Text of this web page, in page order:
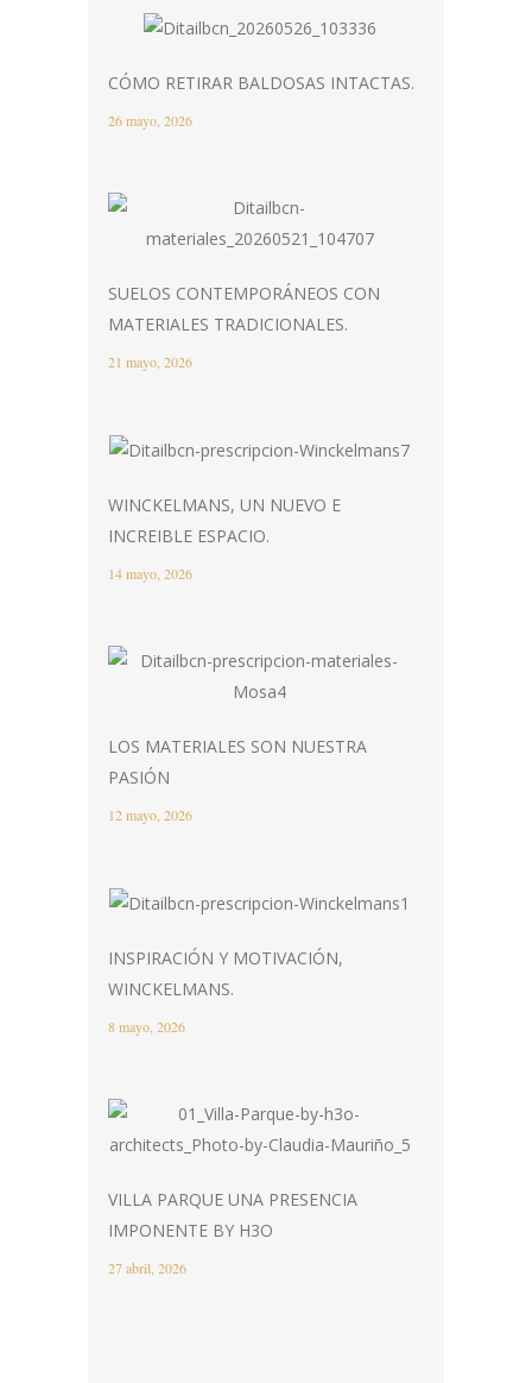
CÓMO RETIRAR BALDOSAS INTACTAS.
26 mayo, 2026
SUELOS CONTEMPORÁNEOS CON
MATERIALES TRADICIONALES.
21 mayo, 2026
WINCKELMANS, UN NUEVO E
INCREIBLE ESPACIO.
14 mayo, 2026
LOS MATERIALES SON NUESTRA
PASIÓN
12 mayo, 2026
INSPIRACIÓN Y MOTIVACIÓN,
WINCKELMANS.
8 mayo, 2026
VILLA PARQUE UNA PRESENCIA
IMPONENTE BY H3O
27 abril, 2026